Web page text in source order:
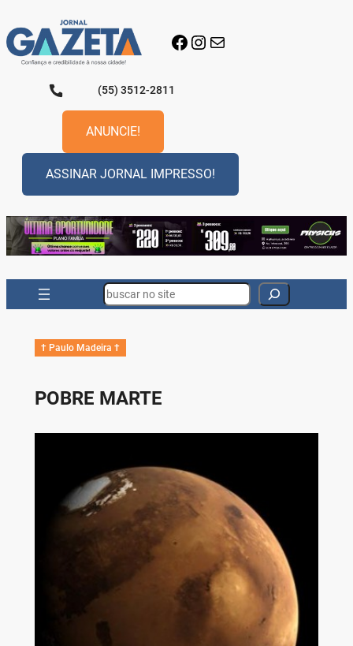
para
o
conteúdo
Facebook
Instagram
E-mail
(55) 3512-2811
ANUNCIE!
ASSINAR JORNAL IMPRESSO!
Search
† Paulo Madeira †
POBRE MARTE